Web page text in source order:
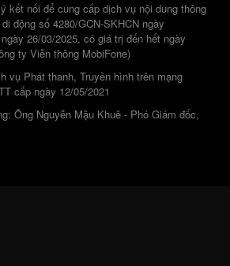
kết nối để cung cấp dịch vụ nội dung thông
động số 4280/GCN-SKHCN ngày
26/03/2025, có giá trị đến hết ngày
ty Viễn thông MobiFone)
vụ Phát thanh, Truyền hình trên mạng
cấp ngày 12/05/2021
Ông Nguyễn Mậu Khuê - Phó Giám đốc,